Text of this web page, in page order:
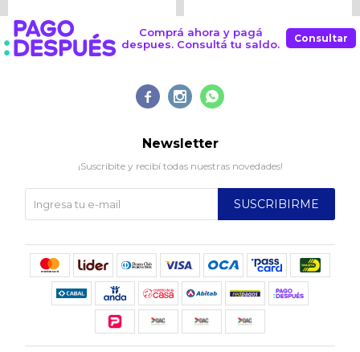
Comprá ahora y pagá
despues. Consultá tu saldo.
Consultar
  
Newsletter
¡Suscribite y recibí todas nuestras novedades!
SUSCRIBIRME